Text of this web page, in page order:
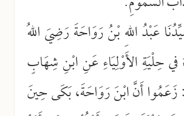
عَبْدُ اللهِ بْنُ رَوَاحَةَ رَضِيَ اللهُ
في حِلْيَةِ الأَوْلِيَاءِ عَنِ ابْنِ شِهَابٍ
أَنَّ ابْنَ رَوَاحَةَ، بَكَى حِينَ